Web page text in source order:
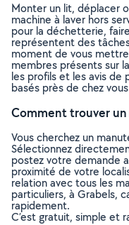
Monter un lit, déplacer
machine à laver hors
pour la déchetterie,
représentent des
moment de vous
membres présents sur
les profils et les avis de
basés près de chez
Comment trouver
Vous cherchez un
Sélectionnez
postez votre demande
proximité de votre
relation avec tous les
particuliers, à Grabels,
rapidement.
C’est gratuit, simple et